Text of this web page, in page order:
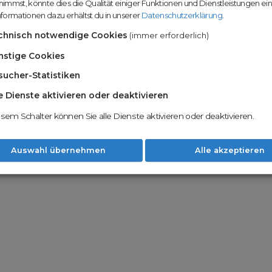
Nachname
du die
Möglichkeiten.
Unsere
Unser Open
um wertvolle
Mit
Option zu
könnte dies die Qualität einiger Funktionen und Dienstleistungen
dazu erhältst du in unsererDatenschutzerklärung.
notwendige Cookies (immer erforderlich)
Cookies
Statistiken
Dienste aktivieren oder deaktivieren
Schalter können Sie alle Dienste aktivieren oder deaktivieren.
Auswahl übernehmen Alle akzeptieren